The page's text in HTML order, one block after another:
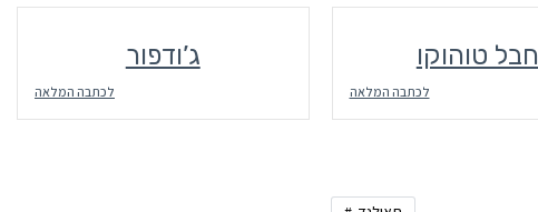
ג’ודפור
לכתבה המלאה
חבל טוהוקו
לכתבה המלאה